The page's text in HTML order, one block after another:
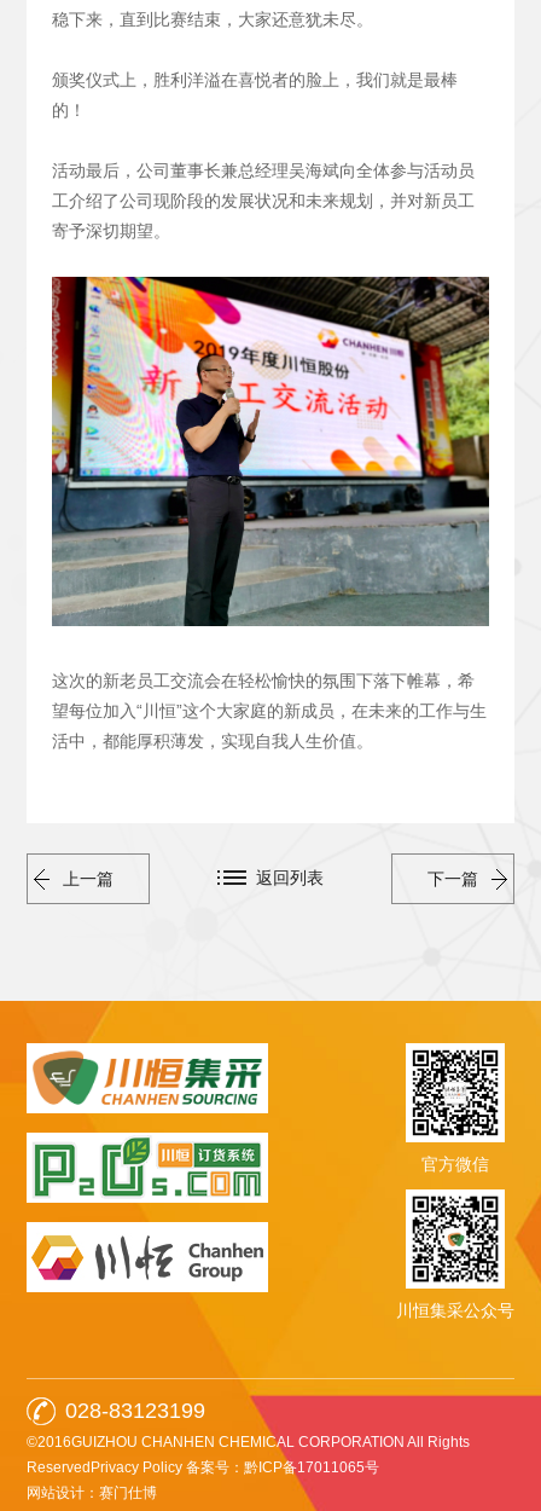
稳下来，直到比赛结束，大家还意犹未尽。
颁奖仪式上，胜利洋溢在喜悦者的脸上，我们就是最棒
的！
活动最后，公司董事长兼总经理吴海斌向全体参与活动员
工介绍了公司现阶段的发展状况和未来规划，并对新员工
寄予深切期望。
这次的新老员工交流会在轻松愉快的氛围下落下帷幕，希
望每位加入“川恒”这个大家庭的新成员，在未来的工作与生
活中，都能厚积薄发，实现自我人生价值。
上一篇 下一篇
返回列表
官方微信
川恒集采公众号
028-83123199
©2016GUIZHOU CHANHEN CHEMICAL CORPORATION All Rights
ReservedPrivacy Policy备案号：黔ICP备17011065号
网站设计：赛门仕博